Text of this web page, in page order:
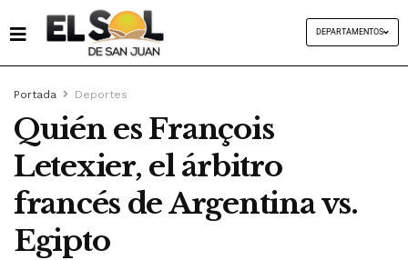
DEPARTAMENTOS
Portada Deportes
Quién es François
Letexier, el árbitro
francés de Argentina vs.
Egipto